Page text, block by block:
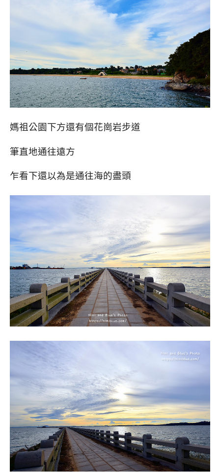
媽祖公園下方還有個花崗岩步道
筆直地通往遠方
乍看下還以為是通往海的盡頭